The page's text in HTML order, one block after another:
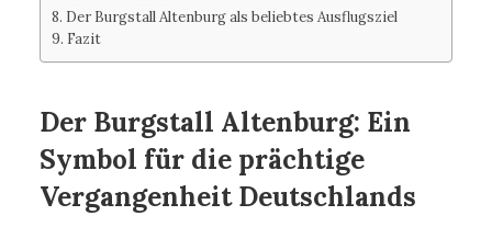
Der Burgstall Altenburg als beliebtes Ausflugsziel
Fazit
Der Burgstall Altenburg: Ein
Symbol für die prächtige
Vergangenheit Deutschlands